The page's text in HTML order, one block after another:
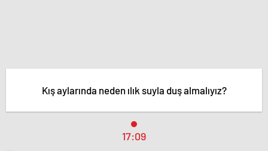
Kış aylarında neden ılık suyla duş almalıyız?
17:09